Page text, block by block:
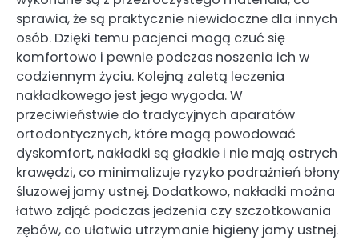
sprawia, że są praktycznie niewidoczne dla innych
osób. Dzięki temu pacjenci mogą czuć się
komfortowo i pewnie podczas noszenia ich w
codziennym życiu. Kolejną zaletą leczenia
nakładkowego jest jego wygoda. W
przeciwieństwie do tradycyjnych aparatów
ortodontycznych, które mogą powodować
dyskomfort, nakładki są gładkie i nie mają ostrych
krawędzi, co minimalizuje ryzyko podrażnień błony
śluzowej jamy ustnej. Dodatkowo, nakładki można
łatwo zdjąć podczas jedzenia czy szczotkowania
zębów, co ułatwia utrzymanie higieny jamy ustnej.